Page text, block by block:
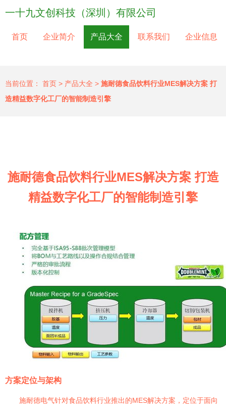
一十九文创科技（深圳）有限公司
首页 企业简介 产品大全 联系我们 企业信息
当前位置： 首页 > 产品大全 > 施耐德食品饮料行业MES解决方案 打
造精益数字化工厂的智能制造引擎
施耐德食品饮料行业MES解决方案 打造
精益数字化工厂的智能制造引擎
方案定位与架构
施耐德电气针对食品饮料行业推出的MES解决方案，定位于面向